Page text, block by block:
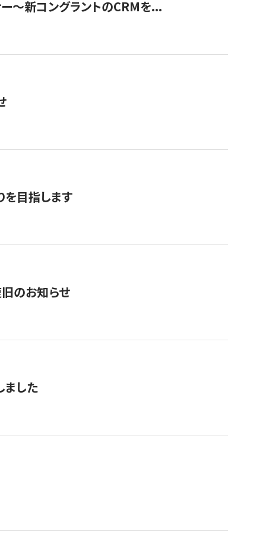
ー〜新コングラントのCRMを...
を目指します
のお知らせ
ました